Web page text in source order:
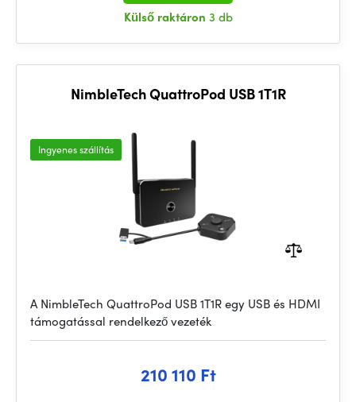
Külső raktáron 3 db
NimbleTech QuattroPod USB 1T1R
Ingyenes szállítás
A NimbleTech QuattroPod USB 1T1R egy USB és HDMI
támogatással rendelkező vezeték
210 110 Ft